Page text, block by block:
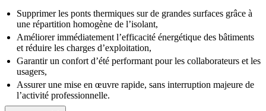
Supprimer les ponts thermiques sur de grandes surfaces grâce à
une répartition homogène de l’isolant,
Améliorer immédiatement l’efficacité énergétique des bâtiments
et réduire les charges d’exploitation,
Garantir un confort d’été performant pour les collaborateurs et les
usagers,
Assurer une mise en œuvre rapide, sans interruption majeure de
l’activité professionnelle.